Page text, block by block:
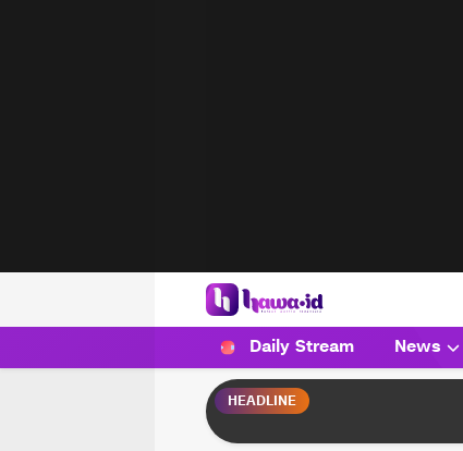
HAWA
Haluan Wanita Indonesia
Daily Stream News
HEADLINE